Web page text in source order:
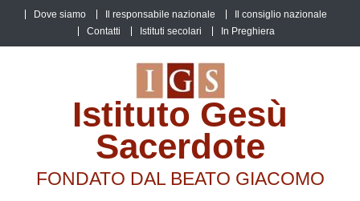
content
Dove siamo Il responsabile nazionale
Il consiglio nazionale
Contatti
Istituti secolari In Preghiera
Istituto Gesù
Sacerdote
FONDATO DAL BEATO GIACOMO